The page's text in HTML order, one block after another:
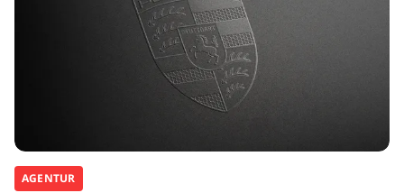
AGENTUR